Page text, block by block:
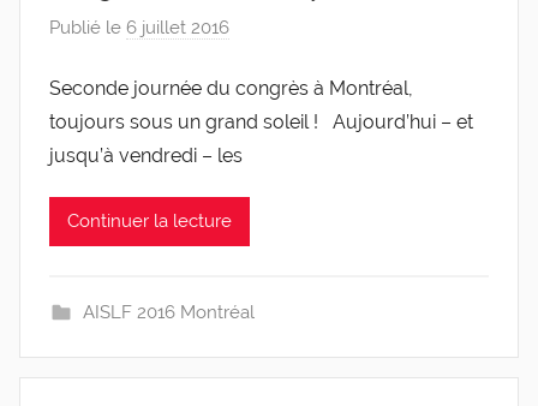
Publié le 6 juillet 2016
g
l
v
i
Seconde journée du congrès à Montréal,
toujours sous un grand soleil ! Aujourd’hui – et
jusqu’à vendredi – les
Continuer la lecture
AISLF 2016 Montréal